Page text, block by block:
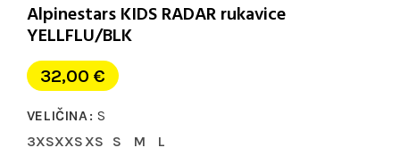
Alpinestars KIDS RADAR rukavice
YELLFLU/BLK
32,00 €
VELIČINA S
3XSXXS XS S M L